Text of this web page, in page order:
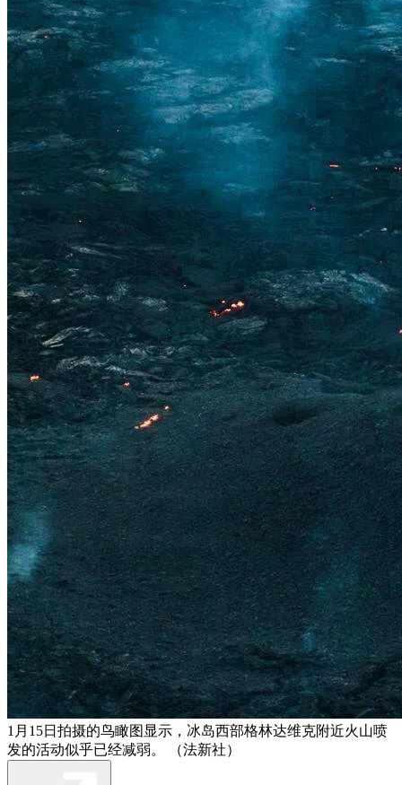
1月15日拍摄的鸟瞰图显示，冰岛西部格林达维克附近火山喷
发的活动似乎已经减弱。 （法新社）